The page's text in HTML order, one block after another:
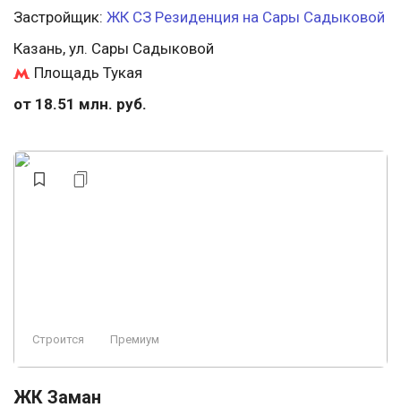
Застройщик: ЖК СЗ Резиденция на Сары Садыковой
Казань, ул. Сары Садыковой
Площадь Тукая
от 18.51 млн. руб.
Строится Премиум
ЖК Заман